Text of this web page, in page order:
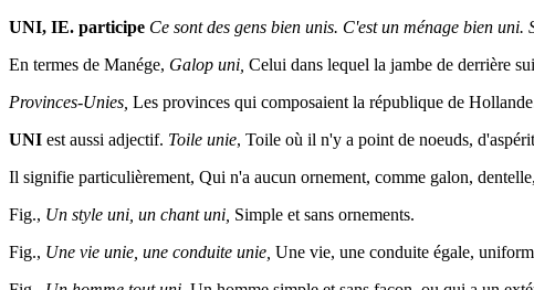
UNI, IE. participe Ce sont des gens bien unis. C'est un ménage bien uni.
En termes de Manége, Galop uni, Celui dans lequel la jambe de derrière
Provinces-Unies, Les provinces qui composaient la république de
UNI est aussi adjectif. Toile unie, Toile où il n'y a point de noeuds,
Il signifie particulièrement, Qui n'a aucun ornement, comme galon,
Fig., Un style uni, un chant uni, Simple et sans ornements.
Fig., Une vie unie, une conduite unie, Une vie, une conduite égale,